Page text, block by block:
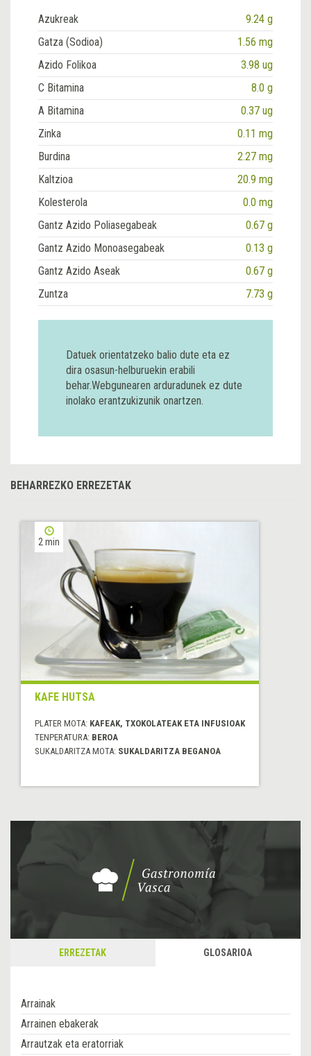
Azukreak
9.24 g
Gatza (Sodioa)
1.56 mg
Azido Folikoa
3.98 ug
C Bitamina
8.0 g
A Bitamina
0.37 ug
Zinka
0.11 mg
Burdina
2.27 mg
Kaltzioa
20.9 mg
Kolesterola
0.0 mg
Gantz Azido Poliasegabeak
0.67 g
Gantz Azido Monoasegabeak
0.13 g
Gantz Azido Aseak
0.67 g
Zuntza
7.73 g
Datuek orientatzeko balio dute eta ez
dira osasun-helburuekin erabili
behar.Webgunearen arduradunek ez dute
inolako erantzukizunik onartzen.
BEHARREZKO ERREZETAK
2 min
KAFE HUTSA
PLATER MOTA: KAFEAK, TXOKOLATEAK ETA INFUSIOAK
TENPERATURA: BEROA
SUKALDARITZA MOTA: SUKALDARITZA BEGANOA
ERREZETAK GLOSARIOA
Arrainak
Arrainen ebakerak
Arrautzak eta eratorriak